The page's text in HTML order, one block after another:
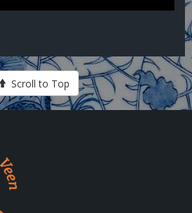
Scroll to Top